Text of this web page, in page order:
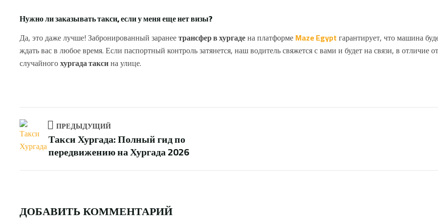
Нужно ли заказывать такси, если у меня еще нет визы?
Да, это даже лучше! Забронированный заранеетрансфер в хургадена платформеMaze Egyptгарантирует, что машина
ждать вас в любое время. Если паспортный контроль затянется, наш водитель свяжется с вами и будет на связи, в отличие от
случайногохургада таксина улице.
ПРЕДЫДУЩИЙ
Такси Хургада: Полный гид по
передвижению на Хургада 2026
ДОБАВИТЬ КОММЕНТАРИЙ